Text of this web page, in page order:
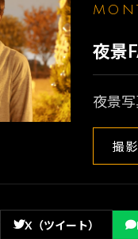
夜景
夜景
撮
X（ツイート）